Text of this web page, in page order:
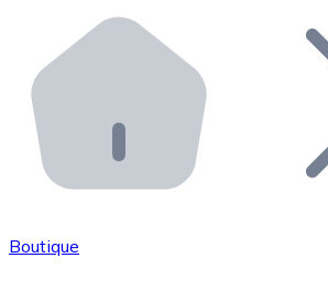
Distributeurs automatiques
Intégrez un ATM Bitnovo dans
API Bitnovo
Intégrez notre API dans votre
Rejoignez notre réseau de
Boutique